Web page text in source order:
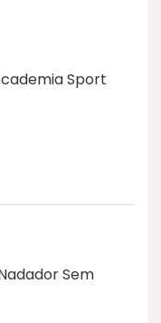
Sport
Sem